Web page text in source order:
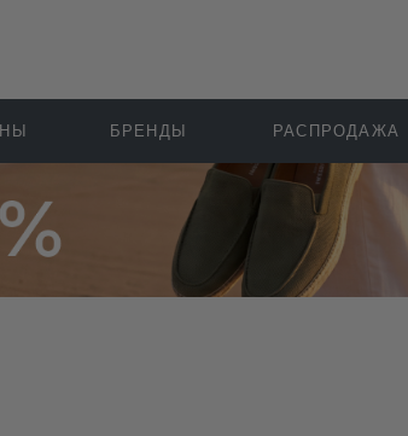
БРЕНДЫ РАСПРОДАЖА